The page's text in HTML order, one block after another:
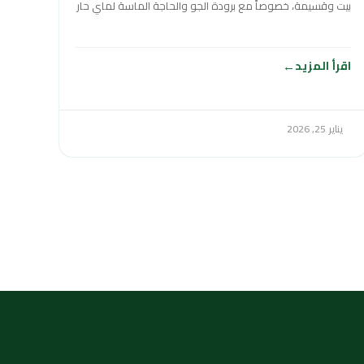
بيت وقسيمة، خصوصاً مع برودة الجو والحاجة الماسة لماي حار
اقرأ المزيد
يناير 25, 2026